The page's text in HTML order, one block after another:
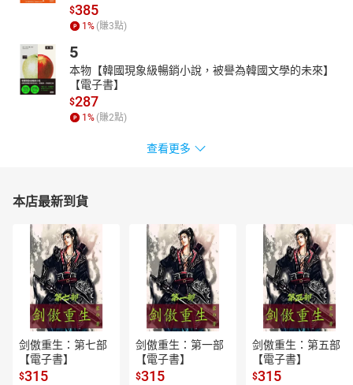
$385
1% (賺3點)
5
本物【韓國現象級暢銷小說，被譽為韓國文學的未來】
【電子書】
$287
1% (賺2點)
查看更多
本店最新到貨
剑傲重生：第七部
【電子書】
$315
剑傲重生：第一部
【電子書】
$315
剑傲重生：第五部
【電子書】
$315